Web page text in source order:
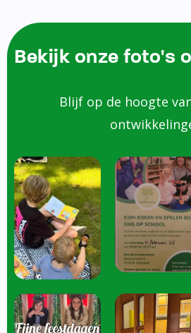
Bekijk onze foto's
Blijf op de hoogte